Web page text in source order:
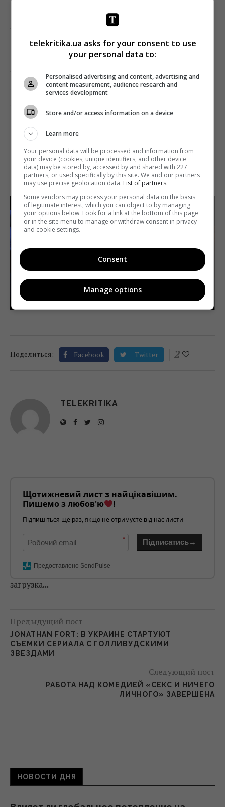
– Киевская Русь, киевский князь, Киев, а еще
любовь, юмор, приключения, захватывающий
сюжет и яркие персонажи. Это не исторический
фильм и уж конечно не прямая экранизация
Пушкина. Мы существенно отошли от
первоисточника, добавили новых героев, много
юмора и приключений, ведь это в первую очередь
семейный мультфильм, а, значит, он должен быть
добрым, веселым и очень динамичным!»
Напомним, что на «Новом канале» премьера
мультфильма состоится уже в эту субботу в 19:00.
Поделиться: Facebook Twitter 2
TELEKRITIKA
Щотижневий лист з найцікавішим.
Пишемо з любов'ю
!
Підпишіться ще раз, якщо не отримуєте від нас листи
* Підписатись→
Предоставлено SendPulse
загрузка...
Предыдущий пост
JONATHAN FORT: В УКРАИНЕ СТАРТУЮТ
СЪЕМКИ СЕРИАЛА С ГОЛЛИВУДСКИМИ
ЗВЕЗДАМИ
Следующий пост
РАБОТА НАД КОМЕДИЕЙ «СЕКС И НИЧЕГО
ЛИЧНОГО» ЗАВЕРШЕНА
НОВОСТИ ДНЯ
telekritika.ua asks for your consent to use
your personal data to:
Personalised advertising and content, advertising and
content measurement, audience research and
services development
Store and/or access information on a device
Learn more
Your personal data will be processed and information from
your device (cookies, unique identifiers, and other device
data) may be stored by, accessed by and shared with 227
partners, or used specifically by this site. We and our partners
may use precise geolocation data. List of partners.
Some vendors may process your personal data on the basis
of legitimate interest, which you can object to by managing
your options below. Look for a link at the bottom of this page
or in the site menu to manage or withdraw consent in privacy
and cookie settings.
Consent
Manage options